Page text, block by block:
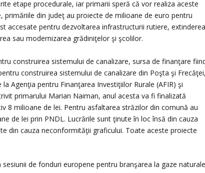
etape procedurale, iar primarii speră că vor realiza aceste
primăriile din judeţ au proiecte de milioane de euro pentru
accesate pentru dezvoltarea infrastructurii rutiere,
sau modernizarea grădiniţelor şi şcolilor.
construirea sistemului de canalizare, sursa de finanţare
construirea sistemului de canalizare din Poşta şi
Agenţia pentru Finanţarea Investiţiilor Rurale (AFIR) şi
primarului Marian Naiman, anul acesta va fi finalizată
8 milioane de lei. Pentru asfaltarea străzilor din comună au
de lei prin PNDL. Lucrările sunt ţinute în loc însă din cauza
din cauza neconformităţii graficului. Toate aceste proiecte
de fonduri europene pentru branşarea la gaze